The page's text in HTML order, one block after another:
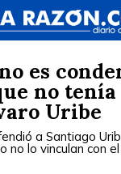
es
no
Uribe
a Santiago
no lo vinculan con